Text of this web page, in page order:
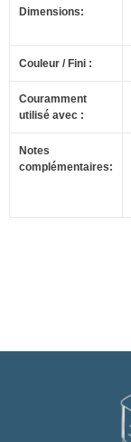
Dimensions:
Couleur / Fini :
Couramment
utilisé avec :
Notes
complémentaires: